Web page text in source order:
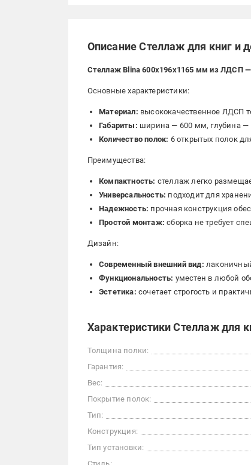
Описание Стеллаж для книг и
Стеллаж Blina 600х196х1165 мм из ЛДСП —
Основные характеристики:
Материал: высококачественное ЛДСП
Габариты: ширина — 600 мм, глубина
Количество полок: 6 открытых полок
Преимущества:
Компактность: стеллаж легко
Универсальность: подходит для
Надежность: прочная конструкция
Простой монтаж: сборка не требует
Дизайн:
Современный внешний вид:
Функциональность: уместен в любой
Эстетика: сочетает строгость и
Характеристики Стеллаж для
Толщина полки:
Гарантия:
Вес:
Покрытие полок:
Тип:
Конструкция:
Тип установки: